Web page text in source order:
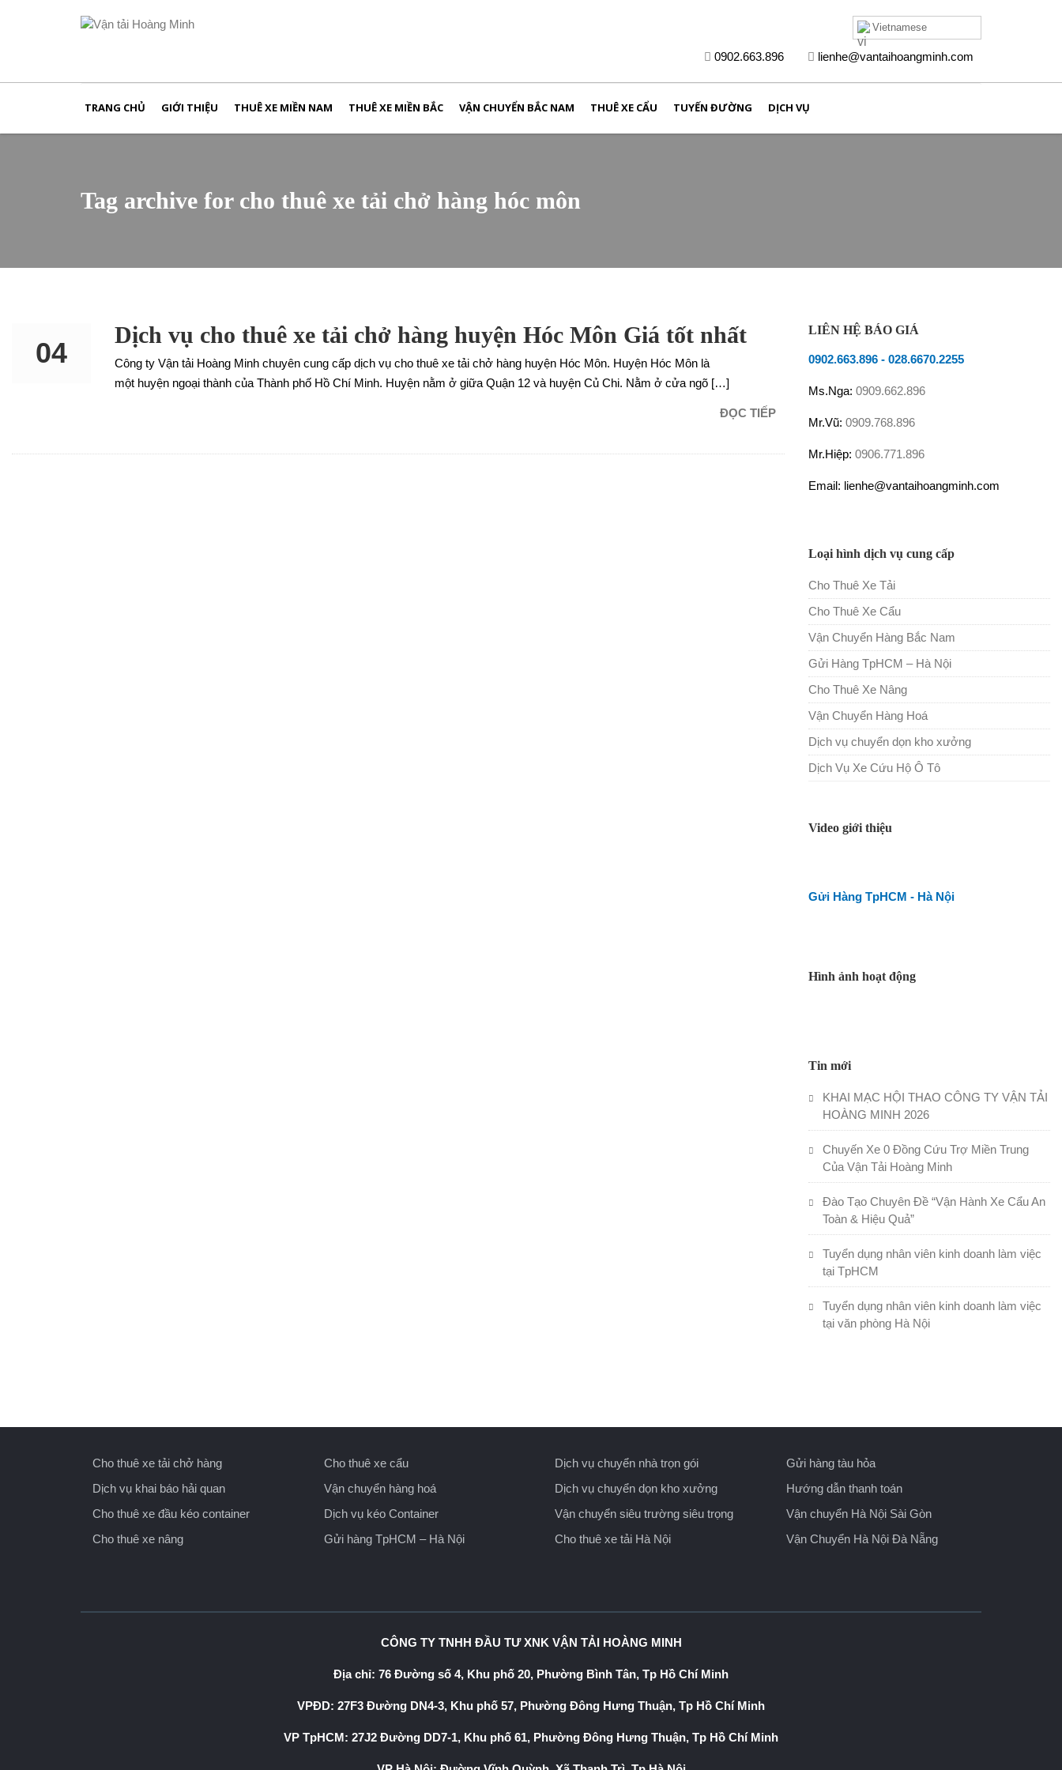
Vietnamese
0902.663.896 lienhe@vantaihoangminh.com
TRANG CHỦ GIỚI THIỆU THUÊ XE MIỀN NAM THUÊ XE MIỀN BẮC VẬN CHUYỂN BẮC NAM THUÊ XE CẨU TUYẾN ĐƯỜNG DỊCH VỤ
Tag archive for cho thuê xe tải chở hàng hóc môn
04
Dịch vụ cho thuê xe tải chở hàng huyện Hóc Môn Giá tốt nhất
Công ty Vận tải Hoàng Minh chuyên cung cấp dịch vụ cho thuê xe tải chở hàng huyện Hóc Môn. Huyện Hóc Môn là
một huyện ngoại thành của Thành phố Hồ Chí Minh. Huyện nằm ở giữa Quận 12 và huyện Củ Chi. Nằm ở cửa ngõ […]
ĐỌC TIẾP
LIÊN HỆ BÁO GIÁ
0902.663.896 - 028.6670.2255
Ms.Nga: 0909.662.896
Mr.Vũ: 0909.768.896
Mr.Hiệp: 0906.771.896
Email: lienhe@vantaihoangminh.com
Loại hình dịch vụ cung cấp
Cho Thuê Xe Tải
Cho Thuê Xe Cẩu
Vận Chuyển Hàng Bắc Nam
Gửi Hàng TpHCM – Hà Nội
Cho Thuê Xe Nâng
Vận Chuyển Hàng Hoá
Dịch vụ chuyển dọn kho xưởng
Dịch Vụ Xe Cứu Hộ Ô Tô
Video giới thiệu
Gửi Hàng TpHCM - Hà Nội
Hình ảnh hoạt động
Tin mới
KHAI MẠC HỘI THAO CÔNG TY VẬN TẢI
HOÀNG MINH 2026
Chuyến Xe 0 Đồng Cứu Trợ Miền Trung
Của Vận Tải Hoàng Minh
Đào Tạo Chuyên Đề “Vận Hành Xe Cẩu An
Toàn & Hiệu Quả”
Tuyển dụng nhân viên kinh doanh làm việc
tại TpHCM
Tuyển dụng nhân viên kinh doanh làm việc
tại văn phòng Hà Nội
Cho thuê xe tải chở hàng
Dịch vụ khai báo hải quan
Cho thuê xe đầu kéo container
Cho thuê xe nâng
Cho thuê xe cẩu
Vận chuyển hàng hoá
Dịch vụ kéo Container
Gửi hàng TpHCM – Hà Nội
Dịch vụ chuyển nhà trọn gói
Dịch vụ chuyển dọn kho xưởng
Vận chuyển siêu trường siêu trọng
Cho thuê xe tải Hà Nội
Gửi hàng tàu hỏa
Hướng dẫn thanh toán
Vận chuyển Hà Nội Sài Gòn
Vận Chuyển Hà Nội Đà Nẵng
CÔNG TY TNHH ĐẦU TƯ XNK VẬN TẢI HOÀNG MINH
Địa chỉ: 76 Đường số 4, Khu phố 20, Phường Bình Tân, Tp Hồ Chí Minh
VPĐD: 27F3 Đường DN4-3, Khu phố 57, Phường Đông Hưng Thuận, Tp Hồ Chí Minh
VP TpHCM: 27J2 Đường DD7-1, Khu phố 61, Phường Đông Hưng Thuận, Tp Hồ Chí Minh